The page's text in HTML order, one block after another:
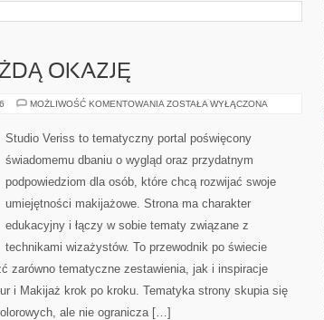
OKAZJĘ
MOŻLIWOŚĆ KOMENTOWANIA STYLIZACJE
OKAZJĘ
ZOSTAŁA WYŁĄCZONA
Studio Veriss to tematyczny portal poświęcony
świadomemu dbaniu o wygląd oraz przydatnym
podpowiedziom dla osób, które chcą rozwijać swoje
umiejętności makijażowe. Strona ma charakter
edukacyjny i łączy w sobie tematy związane z
technikami wizażystów. To przewodnik po świecie
zarówno tematyczne zestawienia, jak i inspiracje
i Makijaż krok po kroku. Tematyka strony skupia się
ale nie ogranicza […]